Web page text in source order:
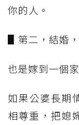
你的人。
▋第二，結婚
也是嫁到一個
如果公婆長期
相尊重，把媳